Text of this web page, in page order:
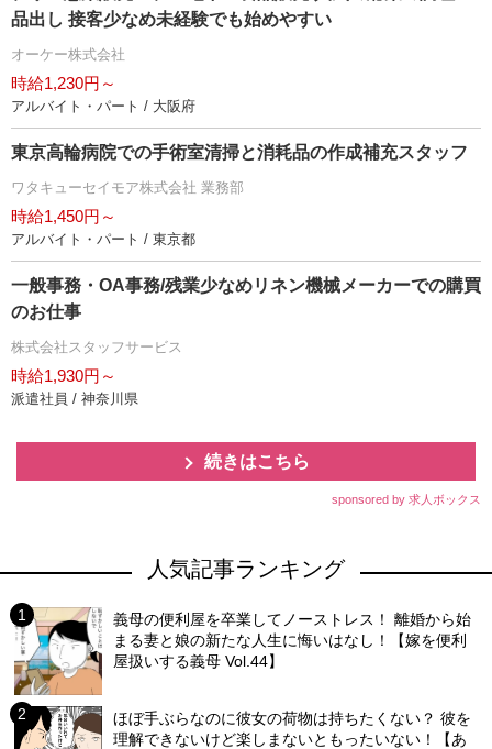
品出し 接客少なめ未経験でも始めやすい
オーケー株式会社
時給1,230円～
アルバイト・パート / 大阪府
東京高輪病院での手術室清掃と消耗品の作成補充スタッフ
ワタキューセイモア株式会社 業務部
時給1,450円～
アルバイト・パート / 東京都
一般事務・OA事務/残業少なめリネン機械メーカーでの購買
のお仕事
株式会社スタッフサービス
時給1,930円～
派遣社員 / 神奈川県
続きはこちら
sponsored by 求人ボックス
人気記事ランキング
義母の便利屋を卒業してノーストレス！ 離婚から始
まる妻と娘の新たな人生に悔いはなし！【嫁を便利
屋扱いする義母 Vol.44】
ほぼ手ぶらなのに彼女の荷物は持ちたくない？ 彼を
理解できないけど楽しまないともったいない！【あ